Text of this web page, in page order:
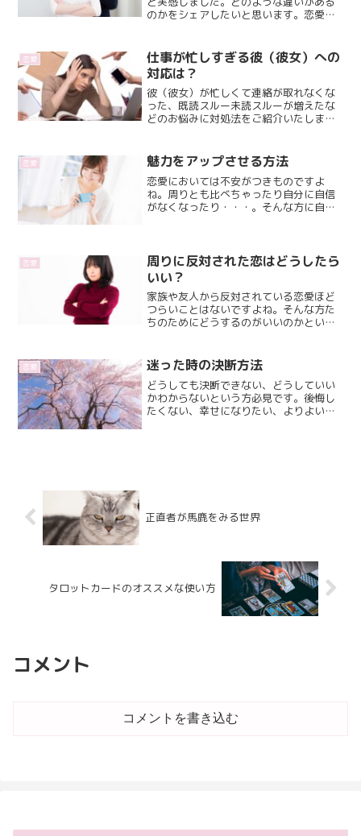
のかをシェアしたいと思います。恋愛が
さい。
恋愛
仕事が忙しすぎる彼（彼女）への
対応は？
彼（彼女）が忙しくて連絡が取れなくな
った、既読スルー未読スルーが増えたな
どのお悩みに対処法をご紹介いたしま
ちらの記事が役立てば幸いです。
恋愛 魅力をアップさせる方法
恋愛においては不安がつきものですよ
ね。周りとも比べちゃったり自分に自信
がなくなったり・・・。そんな方に自分
恋愛
周りに反対された恋はどうしたら
いい？
家族や友人から反対されている恋愛ほど
つらいことはないですよね。そんな方た
ちのためにどうするのがいいのかという
いを使ってくださいね！
恋愛 迷った時の決断方法
どうしても決断できない、どうしていい
かわからないという方必見です。後悔し
たくない、幸せになりたい、よりよい道
正直者が馬鹿をみる世界
タロットカードのオススメな使い方
コメント
コメントを書き込む